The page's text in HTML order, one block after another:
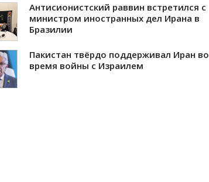
Антисионистский раввин встретился с
министром иностранных дел Ирана в
Бразилии
Пакистан твёрдо поддерживал Иран во
время войны с Израилем